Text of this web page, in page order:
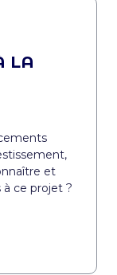
LA
et
ce projet ?